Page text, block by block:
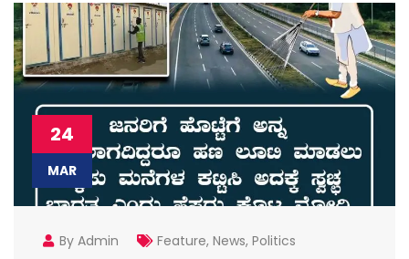
24
MAR
By Admin Feature, News, Politics